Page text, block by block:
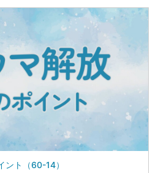
ト（60-14）